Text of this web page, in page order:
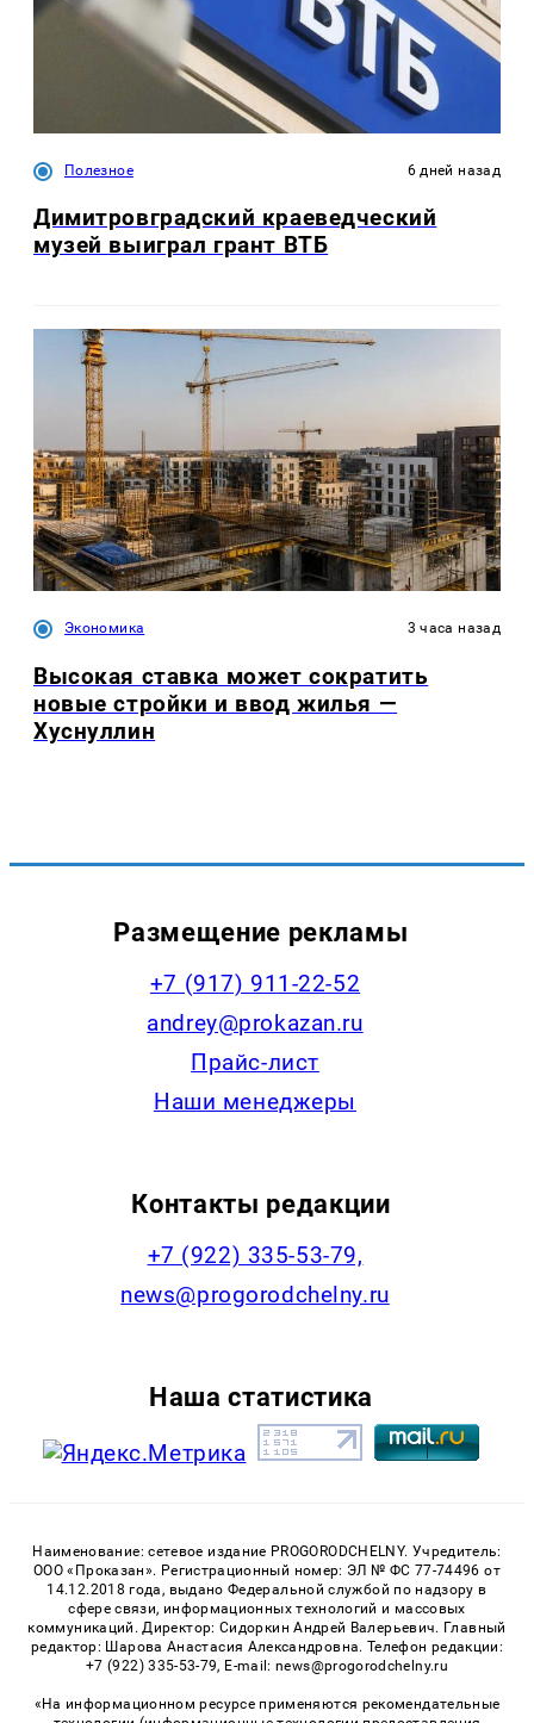
Полезное 6 дней назад
Димитровградский краеведческий
музей выиграл грант ВТБ
Экономика 3 часа назад
Высокая ставка может сократить
новые стройки и ввод жилья —
Хуснуллин
Размещение рекламы
+7 (917) 911-22-52
andrey@prokazan.ru
Прайс-лист
Наши менеджеры
Контакты редакции
+7 (922) 335-53-79,
news@progorodchelny.ru
Наша статистика
Наименование: сетевое издание PROGORODCHELNY. Учредитель:
ООО «Проказан». Регистрационный номер: ЭЛ № ФС 77-74496 от
14.12.2018 года, выдано Федеральной службой по надзору в
сфере связи, информационных технологий и массовых
коммуникаций. Директор: Сидоркин Андрей Валерьевич. Главный
редактор: Шарова Анастасия Александровна. Телефон редакции:
+7 (922) 335-53-79, E-mail: news@progorodchelny.ru
«На информационном ресурсе применяются рекомендательные